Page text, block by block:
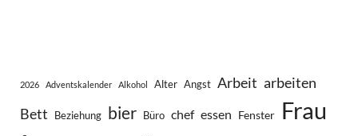
2026 Adventskalender Alkohol Alter Angst Arbeit arbeiten
Bett
Beziehung bier Büro chef essen Fenster Frau